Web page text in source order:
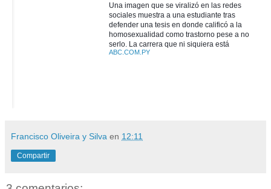
Una imagen que se viralizó en las redes
sociales muestra a una estudiante tras
defender una tesis en donde calificó a la
homosexualidad como trastorno pese a no
serlo. La carrera que ni siquiera está
habilitada.
ABC.COM.PY
Francisco Oliveira y Silva en 12:11
Compartir